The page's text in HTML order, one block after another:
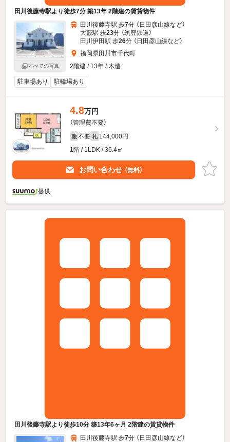
田川後藤寺駅より徒歩7分 築13年 2階建の賃貸物件
すべての写真
田川後藤寺駅 歩7分 （日田彦山線など）
大藪駅 歩23分 （筑豊鉄道）
田川伊田駅 歩26分 （日田彦山線など）
福岡県田川市千代町
2階建 / 13年 / 木造
駐車場あり 駐輪場あり
4.8万円
（管理費不要）
敷 不要 礼 144,000円
1階 / 1LDK / 36.4㎡
お問い合わせ （無料）
提供
田川後藤寺駅より徒歩10分 築13年6ヶ月 2階建の賃貸物件
田川後藤寺駅 歩7分 （日田彦山線など）